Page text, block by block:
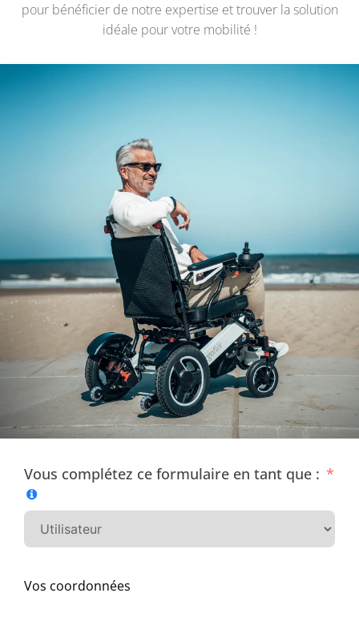
pour bénéficier de notre expertise et trouver la solution
idéale pour votre mobilité !
Vous complétez ce formulaire en tant que :
Vos coordonnées